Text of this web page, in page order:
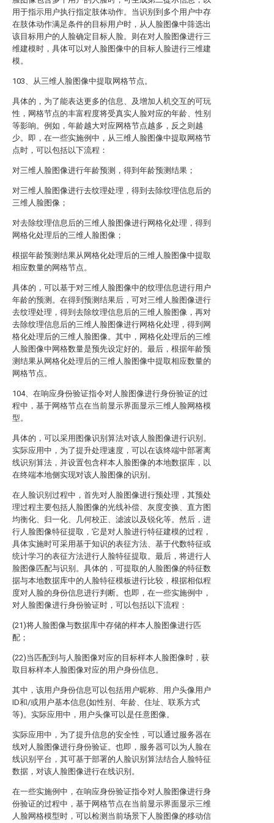
用于指示用户执行指定肢体动作。当识别到多个用户中存
在肢体动作满足条件的目标用户时，从人脸图像中筛选出
该目标用户的人脸确定目标人脸。则在对人脸图像进行三
维建模时，具体可以对人脸图像中的目标人脸进行三维建
模。
103、从三维人脸图像中提取网格节点。
具体的，为了能表达更多的信息、及增加人机交互的可玩
性，网格节点的丰富程度将受真实人脸对应的年龄、性别
等影响。例如，年龄越大对应网格节点越多，反之则越
少。即，在一些实施例中，从三维人脸图像中提取网格节
点时，可以包括以下流程：
对三维人脸图像进行年龄预测，得到年龄预测结果；
对三维人脸图像进行去纹理处理，得到去除纹理信息后的
三维人脸图像；
对去除纹理信息后的三维人脸图像进行网格化处理，得到
网格化处理后的三维人脸图像；
根据年龄预测结果从网格化处理后的三维人脸图像中提取
相应数量的网格节点。
具体的，可以基于对三维人脸图像中的纹理信息进行用户
年龄的预测。在得到预测结果后，可对三维人脸图像进行
去纹理处理，得到去除纹理信息后的三维人脸图像，再对
去除纹理信息后的三维人脸图像进行网格化处理，得到网
格化处理后的三维人脸图像。其中，网格化处理后的三维
人脸图像中网格数量是预先设定好的。最后，根据年龄预
测结果从网格化处理后的三维人脸图像中提取相应数量的
网格节点。
104、在响应身份验证指令对人脸图像进行身份验证的过
程中，基于网格节点在当前显示界面显示三维人脸网格模
型。
具体的，可以采用图像识别算法对该人脸图像进行识别。
实际应用中，为了提升处理速度，可以在该终端中部署离
线识别算法，并设置包含样本人脸图像的本地数据库，以
在终端本地侧实现对该人脸图像的识别。
在人脸识别过程中，首先对人脸图像进行预处理，其预处
理过程主要包括人脸图像的光线补偿、灰度变换、直方图
均衡化、归一化、几何校正、滤波以及锐化等。然后，进
行人脸图像特征提取，它是对人脸进行特征建模的过程，
具体实施时可采用基于知识的表征方法、基于代数特征或
统计学习的表征方法进行人脸特征提取。最后，将进行人
脸图像匹配与识别。具体的，可提取的人脸图像的特征数
据与本地数据库中的人脸特征模板进行比较，根据相似程
度对人脸的身份信息进行判断。也即，在一些实施例中，
对人脸图像进行身份验证时，可以包括以下流程：
(21)将人脸图像与数据库中存储的样本人脸图像进行匹
配；
(22)当匹配到与人脸图像对应的目标样本人脸图像时，获
取目标样本人脸图像对应的用户身份信息。
其中，该用户身份信息可以包括用户昵称、用户头像用户
ID和/或用户基本信息(如性别、年龄、住址、联系方式
等)。实际应用中，用户头像可以是任意图像。
实际应用中，为了提升信息的安全性，可以通过服务器在
线对人脸图像进行身份验证。也即，服务器可以为人脸在
线识别平台，其可基于部署的人脸识别算法结合人脸特征
数据，对该人脸图像进行在线识别。
在一些实施例中，在响应身份验证指令对人脸图像进行身
份验证的过程中，基于网格节点在当前显示界面显示三维
人脸网格模型时，可以检测当前场景下人脸图像的移动信